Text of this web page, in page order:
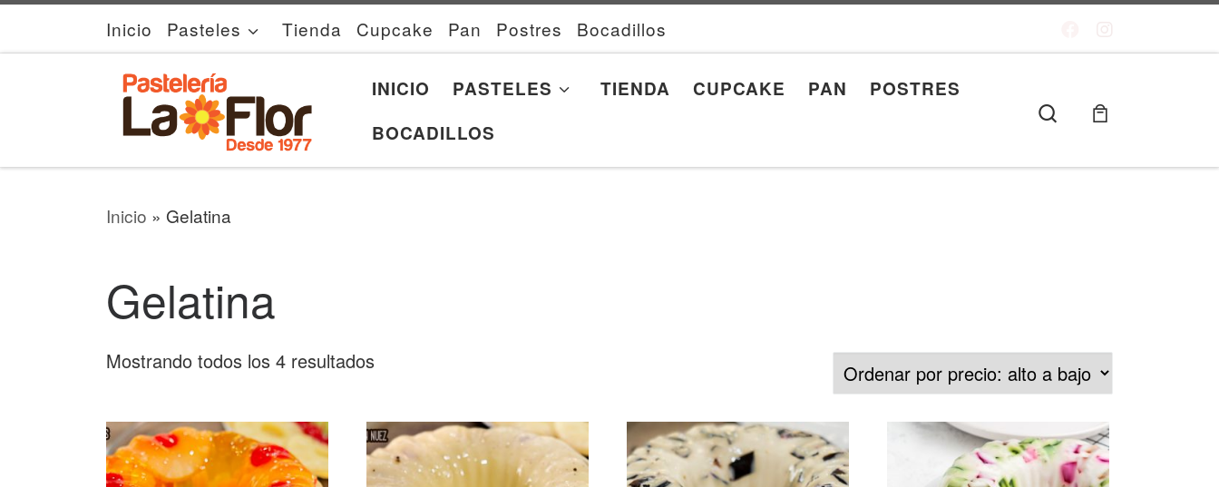
Skip to content
Inicio Pasteles Tienda Cupcake Pan Postres Bocadillos
INICIO PASTELES TIENDA CUPCAKE PAN
POSTRES
BOCADILLOS
Search
Inicio » Gelatina
Gelatina
Mostrando todos los 4 resultadosSorted by price: high to low